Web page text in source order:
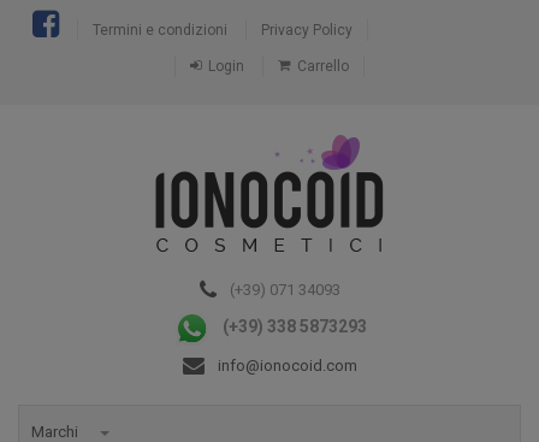
Termini e condizioni Privacy Policy
Login Carrello
(+39) 071 34093
(+39) 338 5873293
info@ionocoid.com
Marchi